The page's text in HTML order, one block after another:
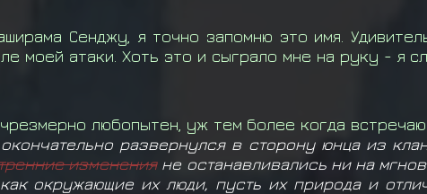
Сенджу, я точно запомню это имя.
моей атаки. Хоть это и сыграло мне на руку - я
любопытен, уж тем более когда
развернулся в сторону юнца из
измененияне останавливались ни на
окружающие их люди, пусть их природа и